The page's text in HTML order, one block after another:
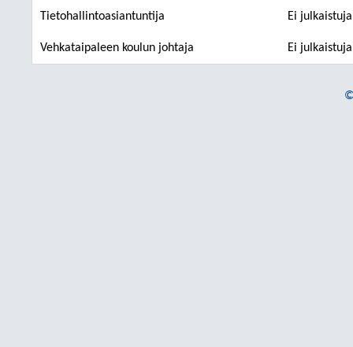
Tietohallintoasiantuntija Ei
Vehkataipaleen koulun johtaja Ei